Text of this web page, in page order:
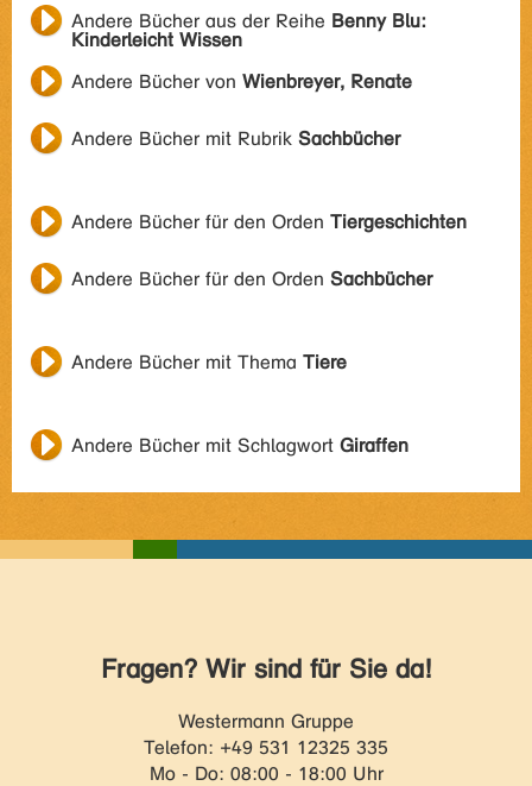
Andere Bücher aus der Reihe Benny Blu:
Kinderleicht Wissen
Andere Bücher von Wienbreyer, Renate
Andere Bücher mit Rubrik Sachbücher
Andere Bücher für den Orden Tiergeschichten
Andere Bücher für den Orden Sachbücher
Andere Bücher mit Thema Tiere
Andere Bücher mit Schlagwort Giraffen